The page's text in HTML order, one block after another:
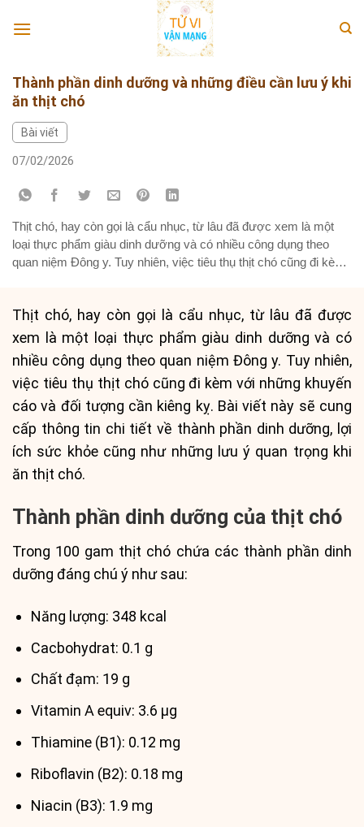
Thành phần dinh dưỡng và những điều cần lưu ý khi
ăn thịt chó
Bài viết
07/02/2026
Thịt chó, hay còn gọi là cẩu nhục, từ lâu đã được xem là một
loại thực phẩm giàu dinh dưỡng và có nhiều công dụng theo
quan niệm Đông y. Tuy nhiên, việc tiêu thụ thịt chó cũng đi kèm
Thịt chó, hay còn gọi là cẩu nhục, từ lâu đã được
xem là một loại thực phẩm giàu dinh dưỡng và có
nhiều công dụng theo quan niệm Đông y. Tuy nhiên,
việc tiêu thụ thịt chó cũng đi kèm với những khuyến
cáo và đối tượng cần kiêng kỵ. Bài viết này sẽ cung
cấp thông tin chi tiết về thành phần dinh dưỡng, lợi
ích sức khỏe cũng như những lưu ý quan trọng khi
ăn thịt chó.
Thành phần dinh dưỡng của thịt chó
Trong 100 gam thịt chó chứa các thành phần dinh
dưỡng đáng chú ý như sau:
Năng lượng: 348 kcal
Cacbohydrat: 0.1 g
Chất đạm: 19 g
Vitamin A equiv: 3.6 μg
Thiamine (B1): 0.12 mg
Riboflavin (B2): 0.18 mg
Niacin (B3): 1.9 mg